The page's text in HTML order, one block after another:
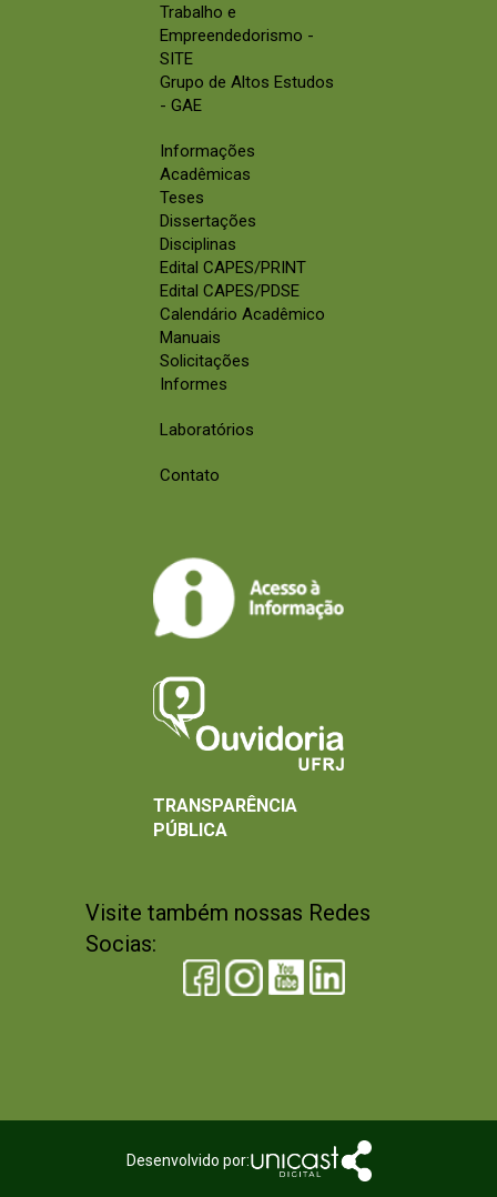
Trabalho e
Empreendedorismo -
SITE
Grupo de Altos Estudos
- GAE
Informações
Acadêmicas
Teses
Dissertações
Disciplinas
Edital CAPES/PRINT
Edital CAPES/PDSE
Calendário Acadêmico
Manuais
Solicitações
Informes
Laboratórios
Contato
Visite também nossas Redes
Socias:
TRANSPARÊNCIA
PÚBLICA
Desenvolvido por: